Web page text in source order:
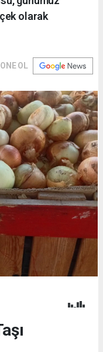
olarak
OL